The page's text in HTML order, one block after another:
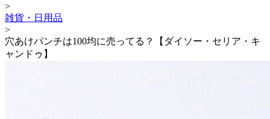
>
雑貨・日用品
>
穴あけパンチは100均に売ってる？【ダイソー・セリア・キ
ャンドゥ】